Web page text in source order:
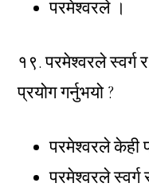
परमेश्वरले ।
१९. परमेश्वरले स्वर्ग
प्रयोग गर्नुभयो ?
परमेश्वरले केही
परमेश्वरले स्वर्ग